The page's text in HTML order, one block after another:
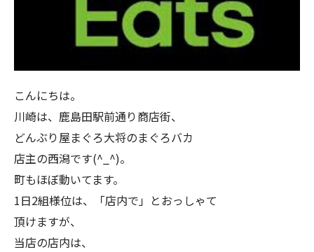
こんにちは。
川崎は、鹿島田駅前通り商店街、
どんぶり屋まぐろ大将のまぐろバカ
店主の西潟です(^_^)。
町もほぼ動いてます。
1日2組様位は、「店内で」とおっしゃて
頂けますが、
当店の店内は、